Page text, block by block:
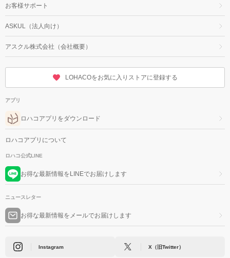
お客様サポート
ASKUL（法人向け）
アスクル株式会社（会社概要）
LOHACOをお気に入りストアに登録する
アプリ
ロハコアプリをダウンロード
ロハコアプリについて
ロハコ公式LINE
お得な最新情報をLINEでお届けします
ニュースレター
お得な最新情報をメールでお届けします
Instagram X（旧Twitter）